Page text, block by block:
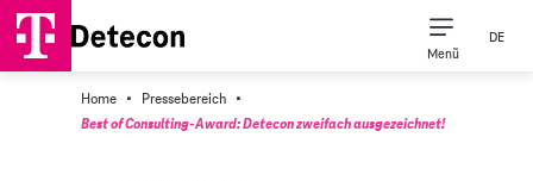
Menü
DE
Home · Pressebereich ·
Best of Consulting-Award: Detecon zweifach ausgezeichnet!